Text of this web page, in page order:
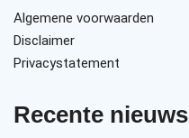
Algemene voorwaarden
Disclaimer
Privacystatement
Recente nieuws